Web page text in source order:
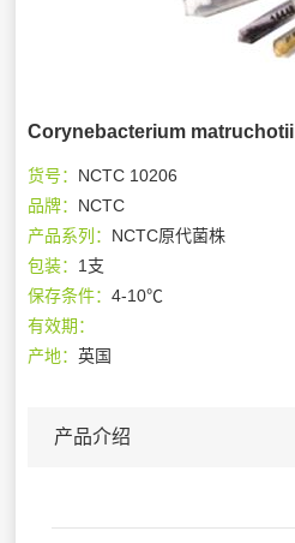
Corynebacterium matruchotii
货号： NCTC 10206
品牌： NCTC
产品系列： NCTC原代菌株
包装： 1支
保存条件：4-10℃
有效期：
产地：英国
产品介绍